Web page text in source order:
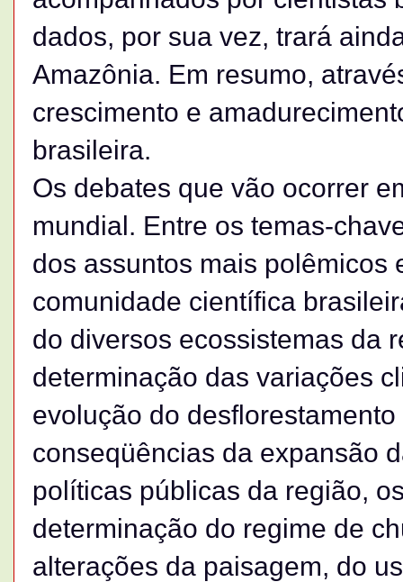
dados, por sua vez, trará
Amazônia. Em resumo,
crescimento e
brasileira.
Os debates que vão ocorrer
mundial. Entre os temas-
dos assuntos mais polêmicos
comunidade científica
do diversos ecossistemas da
determinação das variações
evolução do
conseqüências da expansão
políticas públicas da região,
determinação do regime de
alterações da paisagem, do